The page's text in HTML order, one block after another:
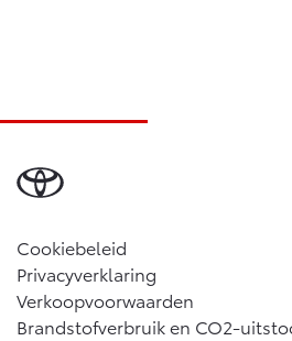
Cookiebeleid
Privacyverklaring
Verkoopvoorwaarden
Brandstofverbruik en CO2-